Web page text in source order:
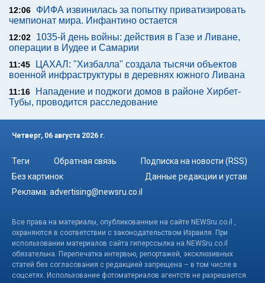
12:06
ФИФА извинилась за попытку приватизировать
чемпионат мира. Инфантино остается
12:02
1035-й день войны: действия в Газе и Ливане,
операции в Иудее и Самарии
11:45
ЦАХАЛ: "Хизбалла" создала тысячи объектов
военной инфраструктуры в деревнях южного Ливана
11:16
Нападение и поджоги домов в районе Хирбет-
Тубы, проводится расследование
Четверг, 06 августа 2026 г.
Теги Обратная связь
Подписка на новости (RSS)
Без картинок
Данные редакции и устав
Реклама: advertising@newsru.co.il
Все права на материалы, опубликованные на сайте NEWSru.co.il ,
охраняются в соответствии с законодательством Израиля. При
использовании материалов сайта гиперссылка на NEWSru.co.il
обязательна. Перепечатка интервью, репортажей, эксклюзивных
статей без согласования с редакцией запрещена – в том числе в
соцсетях. Использование фотоматериалов агентств не разрешается.